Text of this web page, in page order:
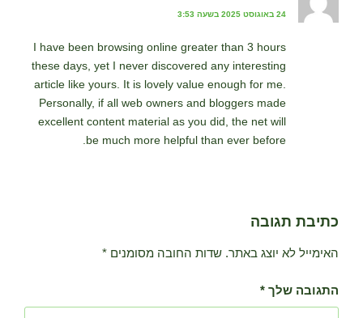
24 באוגוסט 2025 בשעה 3:53
I have been browsing online greater than 3 hours
these days, yet I never discovered any interesting
article like yours. It is lovely value enough for me.
Personally, if all web owners and bloggers made
excellent content material as you did, the net will
be much more helpful than ever before.
כתיבת תגובה
האימייל לא יוצג באתר. שדות החובה מסומנים *
התגובה שלך *